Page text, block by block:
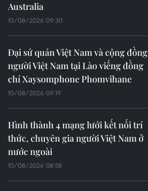
Australia
10/08/2026 09:30
Đại sứ quán Việt Nam và cộng đồng
người Việt Nam tại Lào viếng đồng
chí Xaysomphone Phomvihane
10/08/2026 09:19
Hình thành 4 mạng lưới kết nối trí
thức, chuyên gia người Việt Nam ở
nước ngoài
10/08/2026 08:58